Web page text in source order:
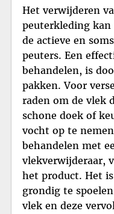
Het verwijderen
peuterkleding
de actieve en
peuters. Een
behandelen, is
pakken. Voor
raden om de vlek
schone doek of
vocht op te
behandelen met
vlekverwijderaar,
het product. Het
grondig te
vlek en deze